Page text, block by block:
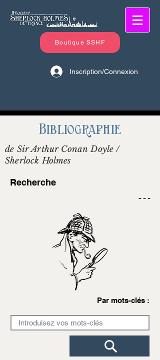
Boutique SSHF
Inscription/Connexion
Bibliographie
de Sir Arthur Conan Doyle /
Sherlock Holmes
Recherche
- - -
Par mots-clés :